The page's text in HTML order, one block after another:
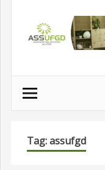
conteúdo
Tag: assufgd